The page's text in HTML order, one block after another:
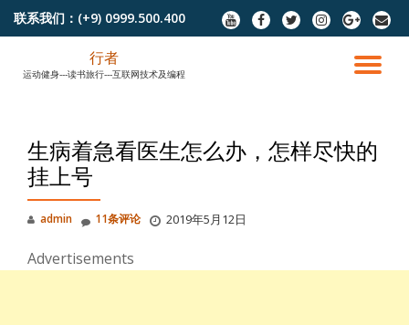
联系我们： (+9) 0999.500.400
fa-
youtube
fa-
facebook
fa-
twitter
fa-
instagram
fa-
google-
plus
fa-
切
导
行者
运动健身---读书旅行---互联网技术及编程
生病着急看医生怎么办，怎样尽快的
挂上号
admin 2019年5月12日
11条评论
Advertisements